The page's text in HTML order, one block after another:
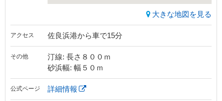
大きな地図を見る
アクセス 佐良浜港から車で15分
その他
汀線: 長さ８００ｍ
砂浜幅: 幅５０ｍ
公式ページ 詳細情報